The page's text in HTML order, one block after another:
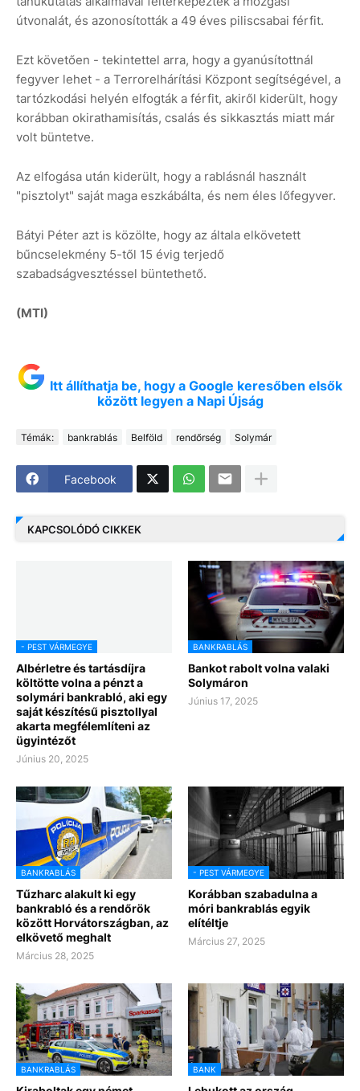
útvonalát, és azonosították a 49 éves piliscsabai férfit.
Ezt követően - tekintettel arra, hogy a gyanúsítottnál
fegyver lehet - a Terrorelhárítási Központ segítségével, a
tartózkodási helyén elfogták a férfit, akiről kiderült, hogy
korábban okirathamisítás, csalás és sikkasztás miatt már
volt büntetve.
Az elfogása után kiderült, hogy a rablásnál használt
"pisztolyt" saját maga eszkábálta, és nem éles lőfegyver.
Bátyi Péter azt is közölte, hogy az általa elkövetett
bűncselekmény 5-től 15 évig terjedő
szabadságvesztéssel büntethető.
(MTI)
Itt állíthatja be, hogy a Google keresőben elsők
között legyen a Napi Újság
Témák: bankrablás Belföld rendőrség Solymár
Facebook
KAPCSOLÓDÓ CIKKEK
- PEST VÁRMEGYE
Albérletre és tartásdíjra
költötte volna a pénzt a
solymári bankrabló, aki egy
saját készítésű pisztollyal
akarta megfélemlíteni az
ügyintézőt
Június 20, 2025
BANKRABLÁS
Bankot rabolt volna valaki
Solymáron
Június 17, 2025
BANKRABLÁS
Tűzharc alakult ki egy
bankrabló és a rendőrök
között Horvátországban, az
elkövető meghalt
Március 28, 2025
- PEST VÁRMEGYE
Korábban szabadulna a
móri bankrablás egyik
elítéltje
Március 27, 2025
BANKRABLÁS BANK